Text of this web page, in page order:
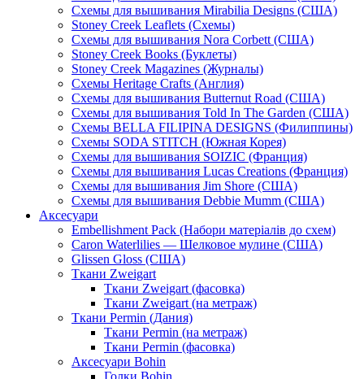
Схемы для вышивания Mirabilia Designs (США)
Stoney Creek Leaflets (Схемы)
Схемы для вышивания Nora Corbett (США)
Stoney Creek Books (Буклеты)
Stoney Creek Magazines (Журналы)
Схемы Heritage Crafts (Англия)
Схемы для вышивания Butternut Road (США)
Схемы для вышивания Told In The Garden (США)
Схемы BELLA FILIPINA DESIGNS (Филиппины)
Схемы SODA STITCH (Южная Корея)
Схемы для вышивания SOIZIC (Франция)
Схемы для вышивания Lucas Creations (Франция)
Схемы для вышивания Jim Shore (США)
Схемы для вышивания Debbie Mumm (США)
Аксесуари
Embellishment Pack (Набори матеріалів до схем)
Caron Waterlilies — Шелковое мулине (США)
Glissen Gloss (США)
Ткани Zweigart
Ткани Zweigart (фасовка)
Ткани Zweigart (на метраж)
Ткани Permin (Дания)
Ткани Permin (на метраж)
Ткани Permin (фасовка)
Аксесуари Bohin
Голки Bohin